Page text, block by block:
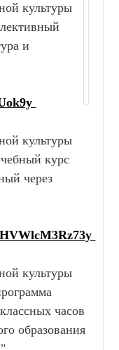
культуры
и
культуры
курс
через
культуры
часов
образования